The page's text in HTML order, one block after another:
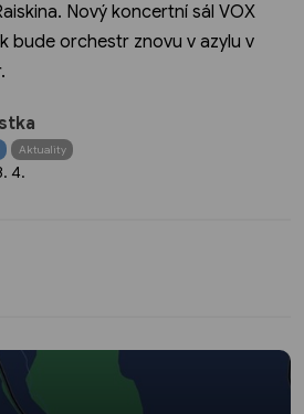
Nový koncertní sál VOX
bude orchestr znovu v azylu v
Aktuality
4.